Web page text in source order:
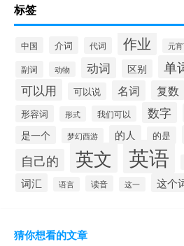
标签
中国 介词 代词 作业 元
副词
动物 动词 区别 单
可以用 可以说 名词 复数
形容词
形式 我们可以 数字
是一个 梦幻西游 的人 的是
自己的 英文 英语
词汇 语言 读音 这一 这个
猜你想看的文章